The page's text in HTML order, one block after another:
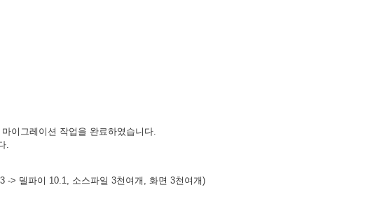
이그레이션 작업을 완료하였습니다.
.
-> 델파이 10.1, 소스파일 3천여개, 화면 3천여개)